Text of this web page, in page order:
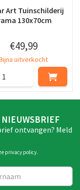
Art Tuinschilderij
130x70cm
€49,99
uitverkocht
ontvangen? Meld
privacy policy.